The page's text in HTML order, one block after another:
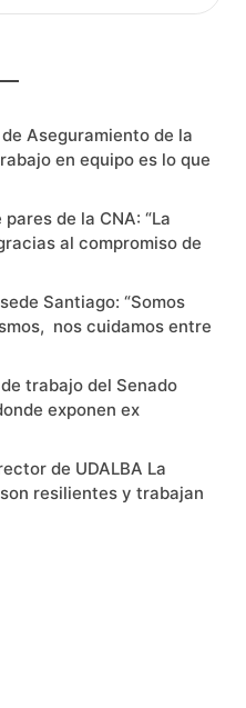
Aseguramiento de la
en equipo es lo que
de la CNA: “La
al compromiso de
Santiago: “Somos
nos cuidamos entre
trabajo del Senado
exponen ex
de UDALBA La
resilientes y trabajan